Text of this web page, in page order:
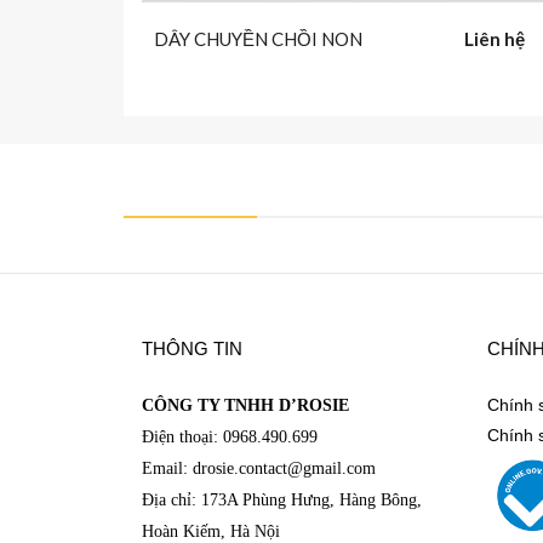
DÂY CHUYỀN CHỒI NON Liên hệ
THÔNG TIN
CÔNG TY TNHH D’ROSIE
Điện thoại: 0968.490.699
Email: drosie.contact@gmail.com
Địa chỉ: 173A Phùng Hưng, Hàng Bông,
Hoàn Kiếm, Hà Nội
Chính
Chính